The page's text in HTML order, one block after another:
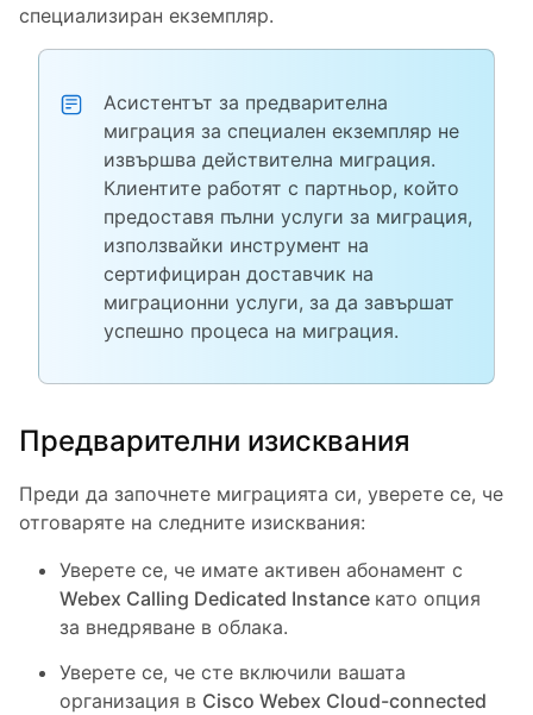
специализиран екземпляр.
Асистентът за предварителна
миграция за специален екземпляр не
извършва действителна миграция.
Клиентите работят с партньор, който
предоставя пълни услуги за миграция,
използвайки инструмент на
сертифициран доставчик на
миграционни услуги, за да завършат
успешно процеса на миграция.
Предварителни изисквания
Преди да започнете миграцията си, уверете се, че
отговаряте на следните изисквания:
Уверете се, че имате активен абонамент с
Webex Calling Dedicated Instance като опция
за внедряване в облака.
Уверете се, че сте включили вашата
организация в Cisco Webex Cloud-connected